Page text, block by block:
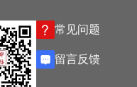
常见问题
留言反馈